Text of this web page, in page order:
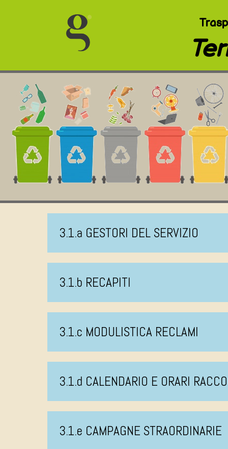
3.1.a GESTORI DEL SERVIZIO
3.1.b RECAPITI
3.1.c MODULISTICA RECLAMI
3.1.d CALENDARIO E ORARI
3.1.e CAMPAGNE STRAORDINARIE